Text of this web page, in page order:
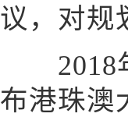
议，对规
2018年
布港珠澳